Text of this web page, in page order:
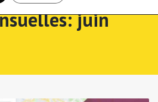
juin